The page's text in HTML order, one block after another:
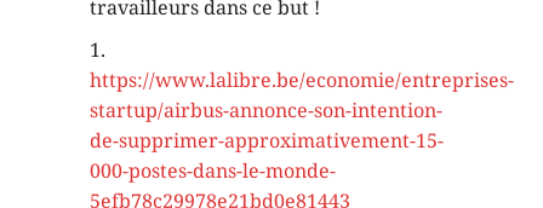
travailleurs dans ce but !
1.
https://www.lalibre.be/economie/entreprises-
startup/airbus-annonce-son-intention-
de-supprimer-approximativement-15-
000-postes-dans-le-monde-
5efb78c29978e21bd0e81443